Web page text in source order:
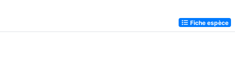
Fiche espèce